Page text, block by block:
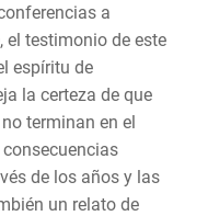
a
el testimonio de este
espíritu de
la certeza de que
terminan en el
de los años y las
un relato de